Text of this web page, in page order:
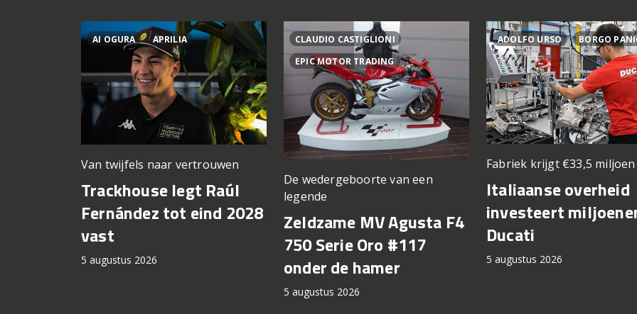
AI OGURA APRILIA
Van twijfels naar vertrouwen
Trackhouse legt Raúl
Fernández tot eind 2028
vast
5 augustus 2026
CLAUDIO CASTIGLIONI
EPIC MOTOR TRADING
De wedergeboorte van een
legende
Zeldzame MV Agusta F4
750 Serie Oro #117
onder de hamer
5 augustus 2026
ADOLFO URSO BORGO
Fabriek krijgt €33,5
Italiaanse overheid
investeert
Ducati
5 augustus 2026